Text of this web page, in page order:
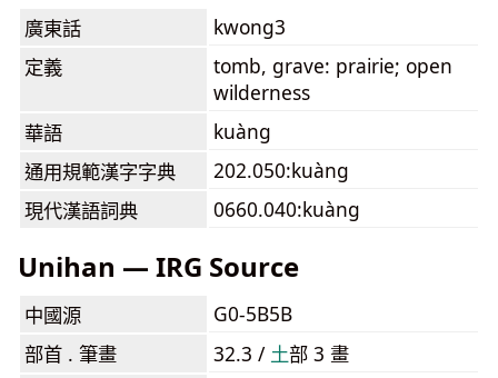
廣東話
kwong3
定義
tomb, grave: prairie; open
wilderness
華語
kuàng
通用規範漢字字典
202.050:kuàng
現代漢語詞典
0660.040:kuàng
Unihan — IRG Source
中國源
G0-5B5B
部首 . 筆畫
32.3 / ⼟部 3 畫